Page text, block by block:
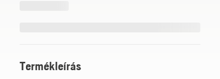
Termékleírás